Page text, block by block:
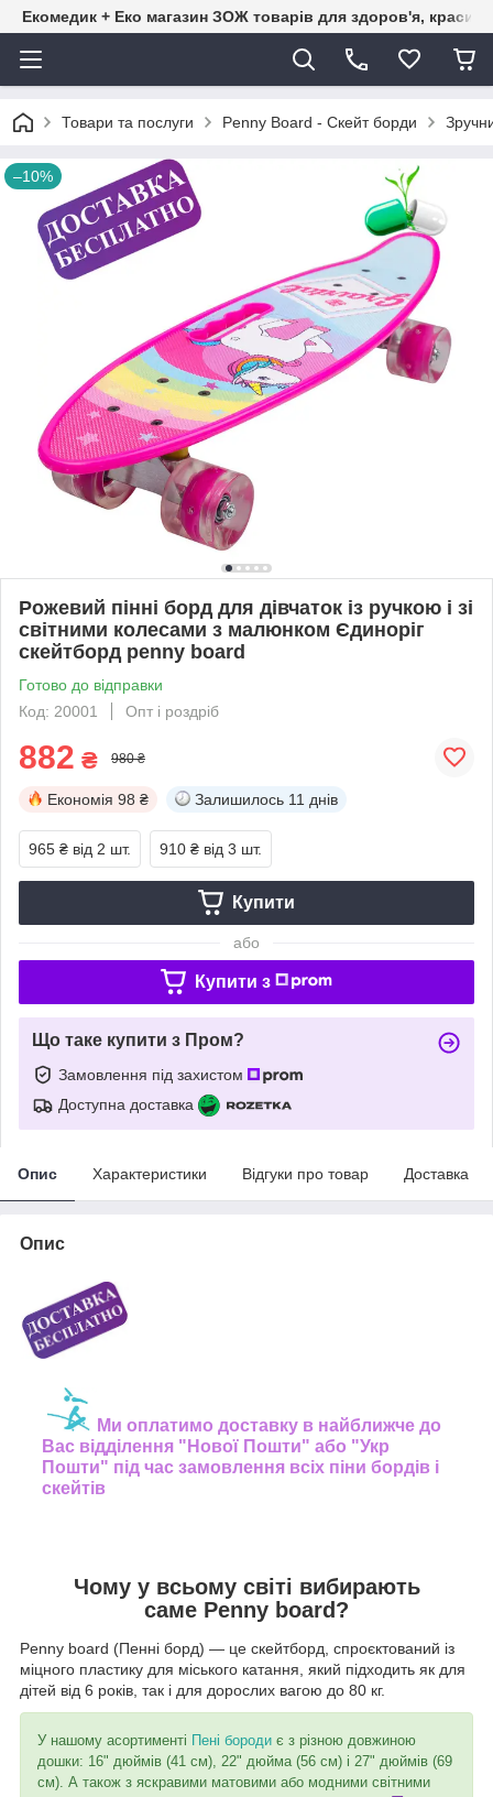
Екомедик + Еко магазин ЗОЖ товарів для здоров'я, краси
Товари та послуги Penny Board - Скейт борди
–10%
Рожевий пінні борд для дівчаток із ручкою і зі
світними колесами з малюнком Єдиноріг
скейтборд penny board
Готово до відправки
Код: 20001
Опт і роздріб
882 ₴ 980 ₴
Економія 98 ₴ Залишилось 11 днів
965 ₴ від 2 шт. 910 ₴ від 3 шт.
Купити
або
Купити з
Що таке купити з Пром?
Замовлення під захистом
Доступна доставка
Опис Характеристики Відгуки про товар Доставка
Опис
Ми оплатимо доставку в найближче до
Вас відділення "Нової Пошти" або "Укр
Пошти" під час замовлення всіх піни бордів і
скейтів
Чому у всьому світі вибирають
саме Penny board?
Penny board (Пенні борд) — це скейтборд, спроєктований із
міцного пластику для міського катання, який підходить як для
дітей від 6 років, так і для дорослих вагою до 80 кг.
У нашому асортименті Пені бороди є з різною довжиною
дошки: 16" дюймів (41 см), 22" дюйма (56 см) і 27" дюймів (69
см). А також з яскравими матовими або модними світними